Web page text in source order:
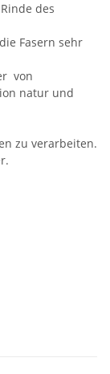
des
Fasern sehr
von
natur und
zu verarbeiten.